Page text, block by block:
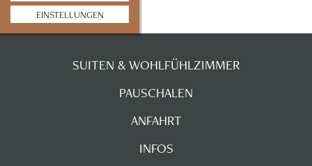
EINSTELLUNGEN
SUITEN & WOHLFÜHLZIMMER
PAUSCHALEN
ANFAHRT
INFOS